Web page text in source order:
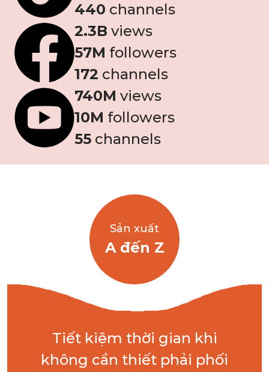
440 channels
2.3B views
57M followers
172 channels
740M views
10M followers
55 channels
Sản xuất
A đến Z
Tiết kiệm thời gian khi
không cần thiết phải phối